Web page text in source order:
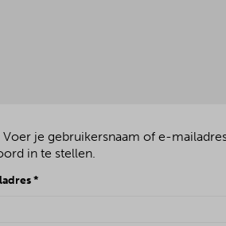
je gebruikersnaam of e-
in te stellen.
*Vereist